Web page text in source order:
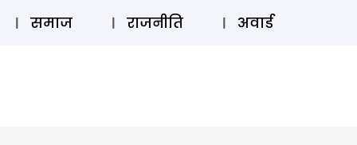
लॉग इन ⚲ SUBSCRIBE
समाज राजनीति अवार्ड